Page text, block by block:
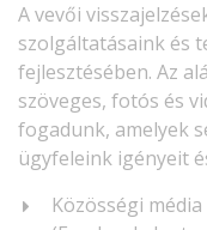
A vevői
szolgáltatásaink és
fejlesztésében. Az
szöveges, fotós és
fogadunk, amelyek
ügyfeleink igényeit
Közösségi